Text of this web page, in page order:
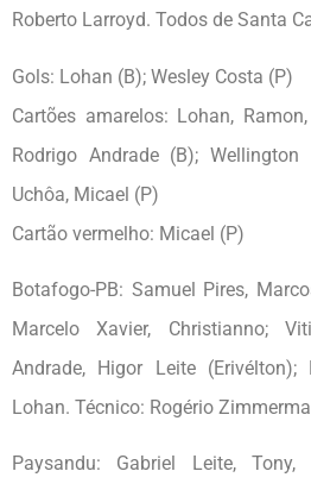
Roberto Larroyd. Todos de Santa
Gols: Lohan (B); Wesley Costa (P)
Cartões amarelos: Lohan,
Rodrigo Andrade (B); Wellington
Uchôa, Micael (P)
Cartão vermelho: Micael (P)
Botafogo-PB: Samuel Pires,
Marcelo Xavier, Christianno;
Andrade, Higor Leite
Lohan. Técnico: Rogério
Paysandu: Gabriel Leite, Tony,